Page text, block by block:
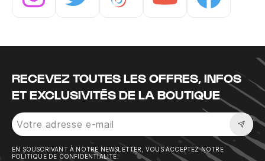
RECEVEZ TOUTES LES OFFRES, INFOS
ET EXCLUSIVITÉS DE LA BOUTIQUE
EN SOUSCRIVANT À NOTRE NEWSLETTER, VOUS ACCEPTEZ NOTRE
POLITIQUE DE CONFIDENTIALITÉ.